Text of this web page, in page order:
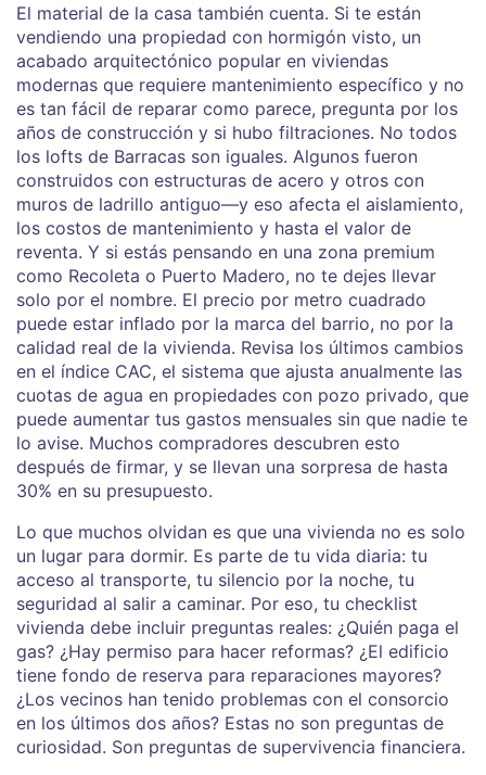
El material de la casa también cuenta. Si te están
vendiendo una propiedad con hormigón visto, un
acabado arquitectónico popular en viviendas
modernas que requiere mantenimiento específico y no
es tan fácil de reparar como parece, pregunta por los
años de construcción y si hubo filtraciones. No todos
los lofts de Barracas son iguales. Algunos fueron
construidos con estructuras de acero y otros con
muros de ladrillo antiguo—y eso afecta el aislamiento,
los costos de mantenimiento y hasta el valor de
reventa. Y si estás pensando en una zona premium
como Recoleta o Puerto Madero, no te dejes llevar
solo por el nombre. El precio por metro cuadrado
puede estar inflado por la marca del barrio, no por la
calidad real de la vivienda. Revisa los últimos cambios
en el índice CAC, el sistema que ajusta anualmente las
cuotas de agua en propiedades con pozo privado, que
puede aumentar tus gastos mensuales sin que nadie te
lo avise. Muchos compradores descubren esto
después de firmar, y se llevan una sorpresa de hasta
30% en su presupuesto.
Lo que muchos olvidan es que una vivienda no es solo
un lugar para dormir. Es parte de tu vida diaria: tu
acceso al transporte, tu silencio por la noche, tu
seguridad al salir a caminar. Por eso, tu checklist
vivienda debe incluir preguntas reales: ¿Quién paga el
gas? ¿Hay permiso para hacer reformas? ¿El edificio
tiene fondo de reserva para reparaciones mayores?
¿Los vecinos han tenido problemas con el consorcio
en los últimos dos años? Estas no son preguntas de
curiosidad. Son preguntas de supervivencia financiera.